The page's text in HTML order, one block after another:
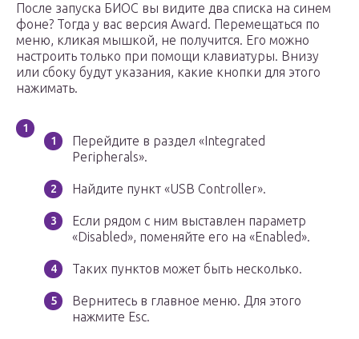
После запуска БИОС вы видите два списка на синем
фоне? Тогда у вас версия Award. Перемещаться по
меню, кликая мышкой, не получится. Его можно
настроить только при помощи клавиатуры. Внизу
или сбоку будут указания, какие кнопки для этого
нажимать.
Перейдите в раздел «Integrated
Peripherals».
Найдите пункт «USB Controller».
Если рядом с ним выставлен параметр
«Disabled», поменяйте его на «Enabled».
Таких пунктов может быть несколько.
Вернитесь в главное меню. Для этого
нажмите Esc.